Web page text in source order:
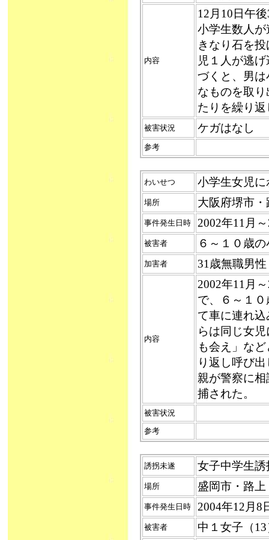
内容
12月10日午
小学生数人
きなり石を
児１人が逃
づくと、男
なものを取
たりを繰り
被害状況 ケガはなし
参考
わいせつ 小学生女児に
場所 大阪府堺市・
事件発生日時 2002年11月
被害者 ６～１０歳
加害者 31歳無職男
内容
2002年11月
で、６～１
て車に連れ
らは同じ女
も会え」な
り返し呼び
親が警察に
捕された。
被害状況
参考
誘拐未遂 女子中学生誘
場所 盛岡市・路上
事件発生日時 2004年12月
被害者 中１女子（13